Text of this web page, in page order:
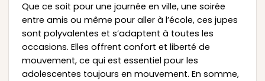
Que ce soit pour une journée en ville, une soirée
entre amis ou même pour aller à l’école, ces jupes
sont polyvalentes et s’adaptent à toutes les
occasions. Elles offrent confort et liberté de
mouvement, ce qui est essentiel pour les
adolescentes toujours en mouvement. En somme,